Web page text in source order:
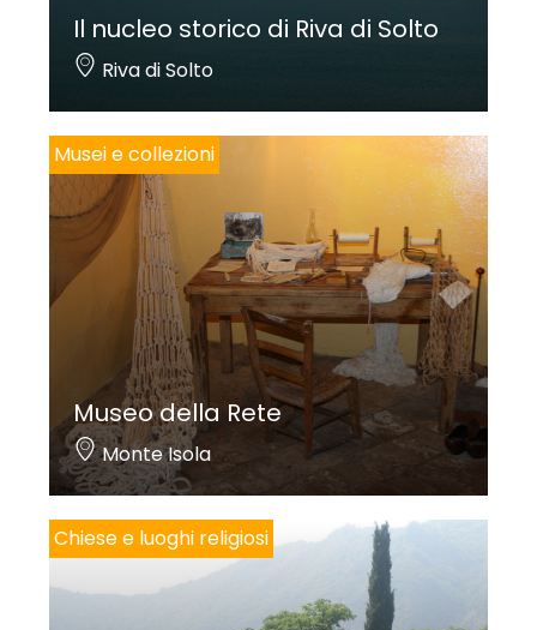
Il nucleo storico di Riva di Solto
Riva di Solto
Musei e collezioni
Museo della Rete
Monte Isola
Chiese e luoghi religiosi